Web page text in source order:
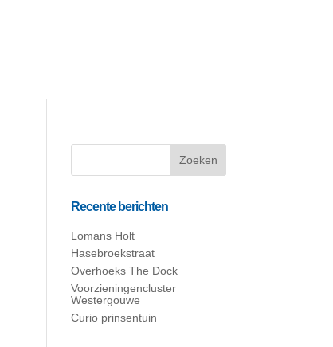
Recente berichten
Lomans Holt
Hasebroekstraat
Overhoeks The Dock
Voorzieningencluster
Westergouwe
Curio prinsentuin